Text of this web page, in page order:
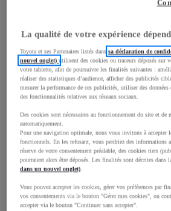
Portes
Places
Hauteur
1 510
mm
La qualité de votre expérience
Toyota et ses Partenaires listés danssa déclaration de
nouvel onglet)utilisent des cookies ou traceurs déposés sur
votre tablette, afin de poursuivre les finalités suivantes :
réaliser des statistiques d’audience, afficher des publicités
mesurer la performance de ces publicités, utiliser des
des fonctionnalités relatives aux réseaux sociaux.
Des cookies sont nécessaires au fonctionnement du site et de
automatiquement.
Pour une navigation optimale, nous vous invitons à accepter
fonctionnels. En les refusant, vous perdriez des informations
réserve de votre consentement préalable, des cookies tiers
pourraient alors être déposés. Les finalités sont décrites dans
dans un nouvel onglet).
Vous pouvez accepter les cookies, gérer vos préférences par
vos consentements via le bouton "Gérer mes cookies", ou
accepter via le bouton "Continuer sans accepter".